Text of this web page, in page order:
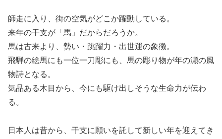
師走に入り、街の空気がどこか躍動している。
来年の干支が「馬」だからだろうか。
馬は古来より、勢い・跳躍力・出世運の象徴。
飛騨の絵馬にも一位一刀彫にも、馬の彫り物が年の瀬の風
物詩となる。
気品ある木目から、今にも駆け出しそうな生命力が伝わ
る。
日本人は昔から、干支に願いを託して新しい年を迎えてき